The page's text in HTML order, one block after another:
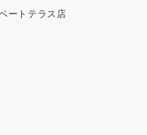
ートテラス店